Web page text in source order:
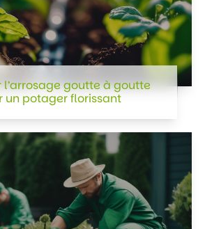
l’arrosage goutte à goutte
un potager florissant